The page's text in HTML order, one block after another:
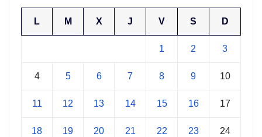
L M X J V S D
1 2 3
4 5 6 7 8 9 10
11 12 13 14 15 16 17
18 19 20 21 22 23 24